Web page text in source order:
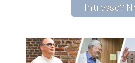
Intresse?